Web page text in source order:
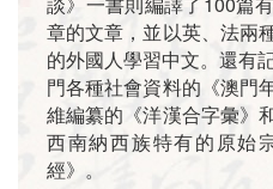
章的文章，並以英、法兩
的外國人學習中文。還有
門各種社會資料的《澳門
維編纂的《洋漢合字彙》
西南納西族特有的原始
經》。